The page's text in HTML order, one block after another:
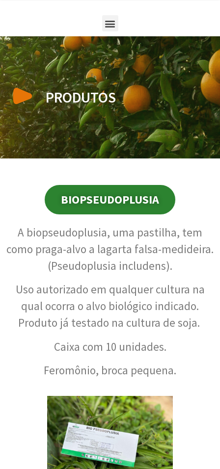
PRODUTOS
BIOPSEUDOPLUSIA
A biopseudoplusia, uma pastilha, tem
como praga-alvo a lagarta falsa-medideira.
(Pseudoplusia includens).
Uso autorizado em qualquer cultura na
qual ocorra o alvo biológico indicado.
Produto já testado na cultura de soja.
Caixa com 10 unidades.
Feromônio, broca pequena.